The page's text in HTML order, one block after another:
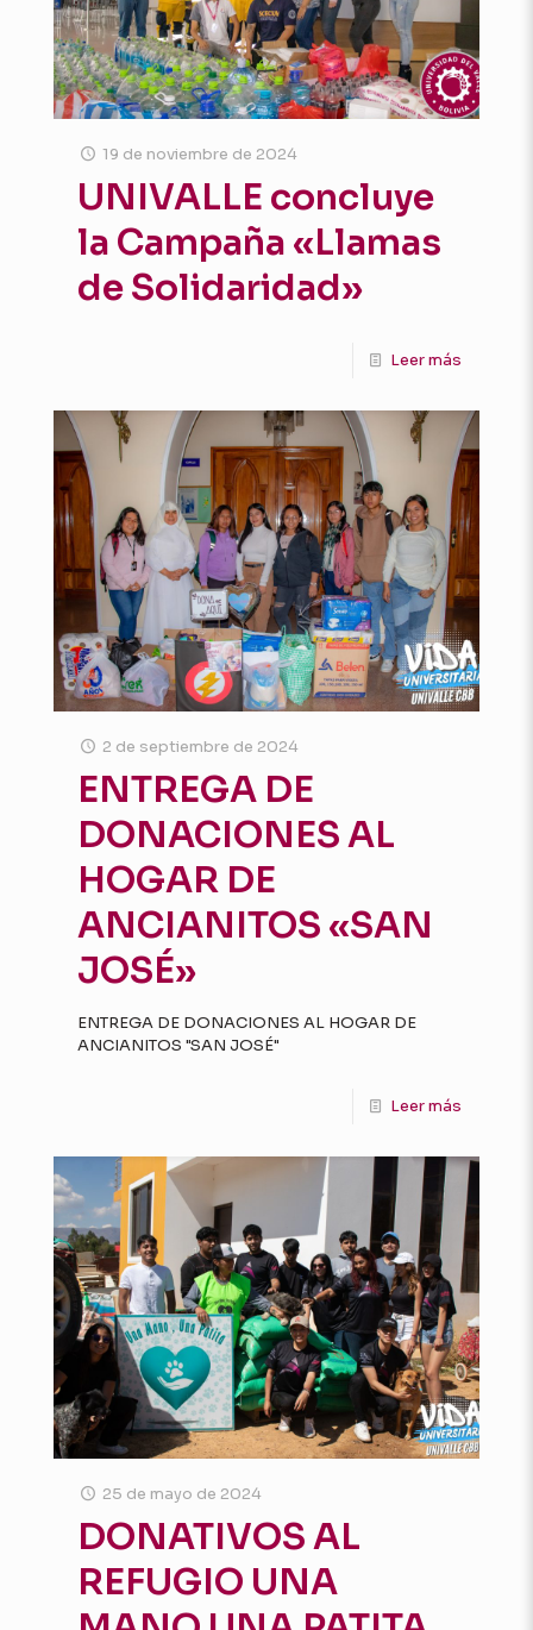
19 de noviembre de 2024
UNIVALLE concluye
la Campaña «Llamas
de Solidaridad»
Leer más
2 de septiembre de 2024
ENTREGA DE
DONACIONES AL
HOGAR DE
ANCIANITOS «SAN
JOSÉ»
ENTREGA DE DONACIONES AL HOGAR DE
ANCIANITOS "SAN JOSÉ"
Leer más
25 de mayo de 2024
DONATIVOS AL
REFUGIO UNA